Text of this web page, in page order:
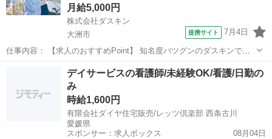
月給5,000円
株式会社ダスキン
大洲市
提携サイト 7月4日
仕事内容： 【求人のおすすめPoint】 知名度バツグンのダスキンでお
仕事 未経験OK！研修充実！定着率90％以上 無理な営業やノルマはあ
りません 頑張った分だけ稼げる完全出来高制 基本直行直帰でOK！私
生活とも両立可能 扶...
営業
デイサービスの看護師/未経験OK/看護/日勤の
み
時給1,600円
有限会社ダイヤ住宅販売/レッツ倶楽部 西条古川
愛媛県
スポンサー：求人ボックス
08月04日